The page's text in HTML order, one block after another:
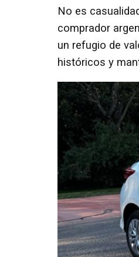
No es
comprador
un refugio de
históricos y